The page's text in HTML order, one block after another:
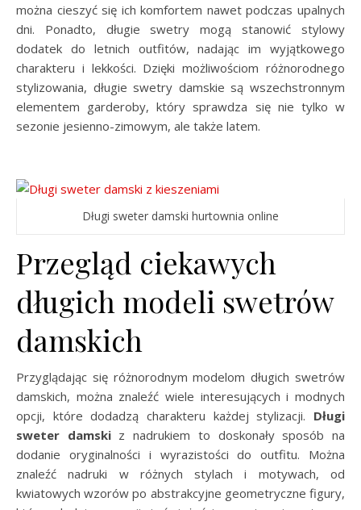
można cieszyć się ich komfortem nawet podczas upalnych
dni. Ponadto, długie swetry mogą stanowić stylowy
dodatek do letnich outfitów, nadając im wyjątkowego
charakteru i lekkości. Dzięki możliwościom różnorodnego
stylizowania, długie swetry damskie są wszechstronnym
elementem garderoby, który sprawdza się nie tylko w
sezonie jesienno-zimowym, ale także latem.
Długi sweter damski hurtownia online
Przegląd ciekawych
długich modeli swetrów
damskich
Przyglądając się różnorodnym modelom długich swetrów
damskich, można znaleźć wiele interesujących i modnych
opcji, które dodadzą charakteru każdej stylizacji. Długi
sweter damskiz nadrukiem to doskonały sposób na
dodanie oryginalności i wyrazistości do outfitu. Można
znaleźć nadruki w różnych stylach i motywach, od
kwiatowych wzorów po abstrakcyjne geometryczne figury,